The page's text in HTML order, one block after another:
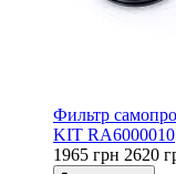
Фильтр
KIT RA6000010
1965 грн 2620